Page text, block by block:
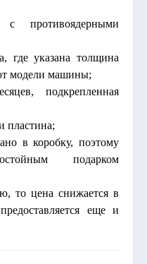
противоядерными
где указана толщина
модели машины;
подкрепленная
пластина;
в коробку, поэтому
подарком
то цена снижается в
еще и